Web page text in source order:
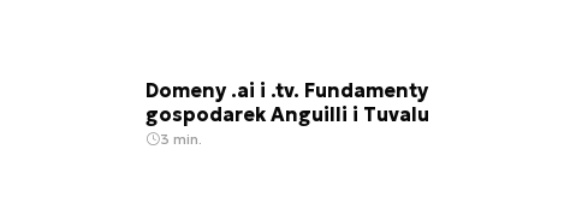
Domeny .ai i .tv. Fundamenty
gospodarek Anguilli i Tuvalu
3 min.